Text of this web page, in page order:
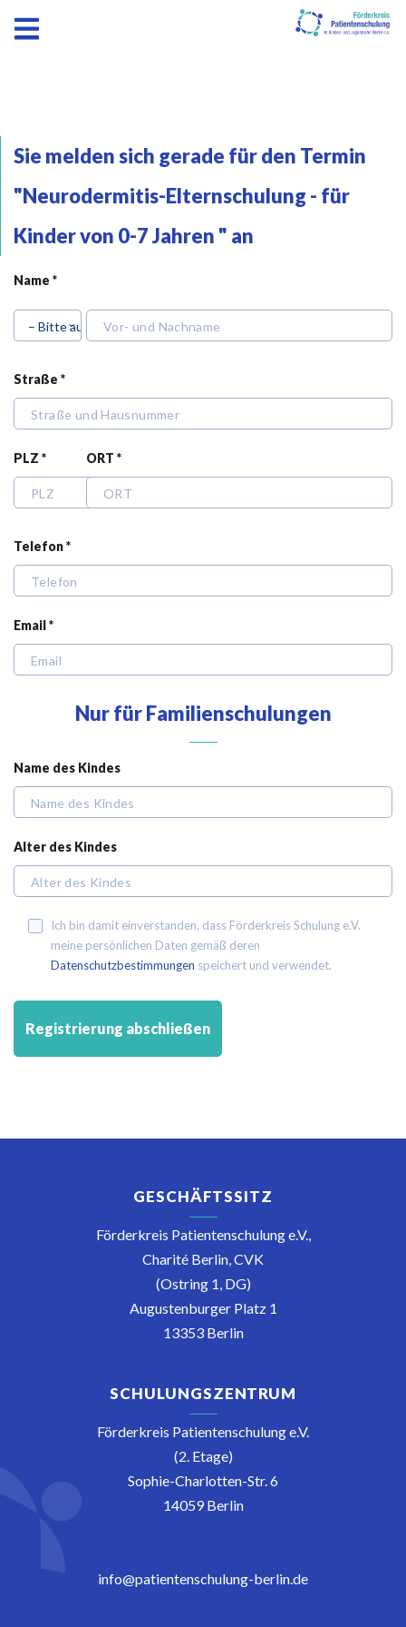
Sie melden sich gerade für den Termin
"Neurodermitis-Elternschulung - für
Kinder von 0-7 Jahren " an
Name *
Straße *
PLZ * ORT *
Telefon *
Email *
Nur für Familienschulungen
Name des Kindes
Alter des Kindes
Ich bin damit einverstanden, dass Förderkreis Schulung e.V.
meine persönlichen Daten gemäß deren
Datenschutzbestimmungen speichert und verwendet.
GESCHÄFTSSITZ
Förderkreis Patientenschulung e.V.,
Charité Berlin, CVK
(Ostring 1, DG)
Augustenburger Platz 1
13353 Berlin
SCHULUNGSZENTRUM
Förderkreis Patientenschulung e.V.
(2. Etage)
Sophie-Charlotten-Str. 6
14059 Berlin
info@patientenschulung-berlin.de